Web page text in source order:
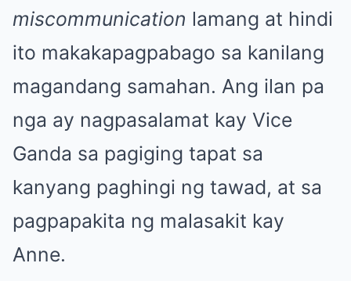
miscommunication lamang at hindi
ito makakapagpabago sa kanilang
magandang samahan. Ang ilan pa
nga ay nagpasalamat kay Vice
Ganda sa pagiging tapat sa
kanyang paghingi ng tawad, at sa
pagpapakita ng malasakit kay
Anne.